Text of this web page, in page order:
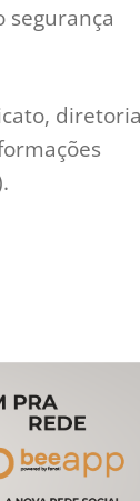
segurança